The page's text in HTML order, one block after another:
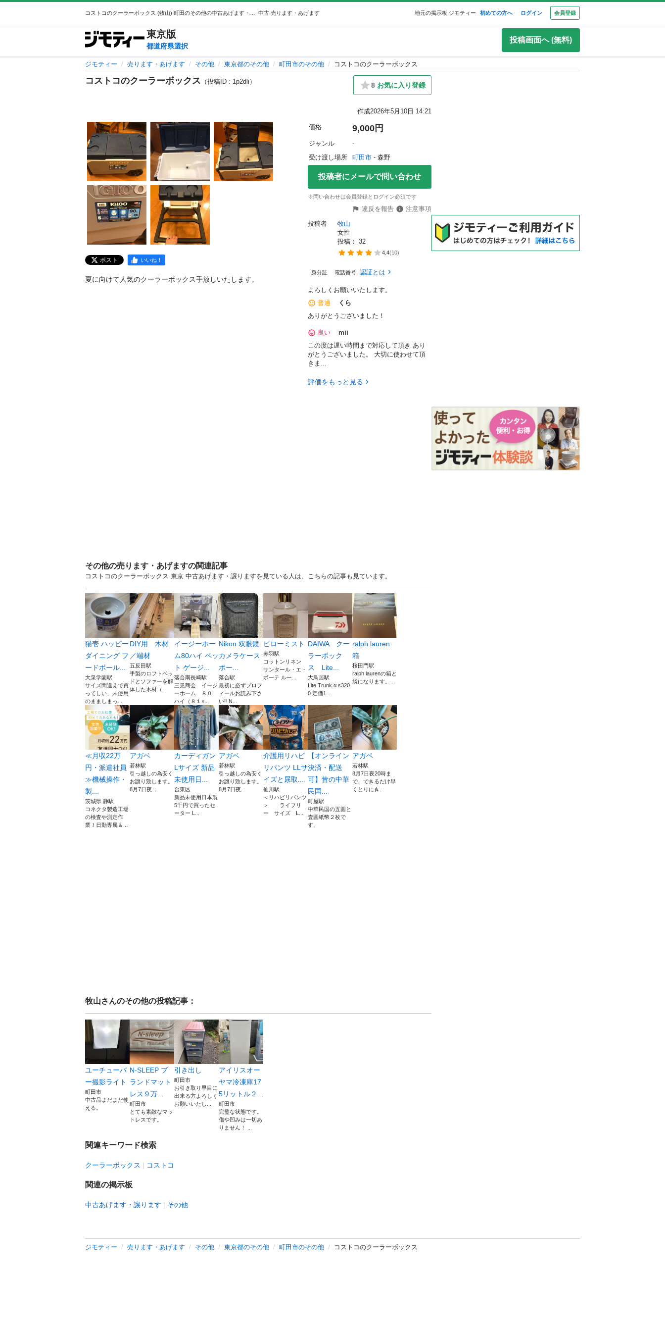
中古 売ります・あげます 地元の掲示板 ジモティー 初めての方へ ログイン 会員登録
東京版
都道府県選択
投稿画面へ (無料)
ジモティー 売ります・あげます その他 東京都のその他 町田市のその他 コストコのクーラーボックス
コストコのクーラーボックス （投稿ID : 1p2dli） 8 お気に入り登録
作成2026年5月10日 14:21
ポスト いいね！
価格 9,000円
ジャンル
-
受け渡し場所
町田市 - 森野
投稿者にメールで問い合わせ
※問い合わせは会員登録とログイン必須です
違反を報告
注意事項
投稿者
牧山
女性
投稿： 32
4.4(10)
身分証 電話番号 認証とは
よろしくお願いいたします。
普通
くら
ありがとうございました！
良い
mii
この度は遅い時間まで対応して頂き あり
がとうございました。 大切に使わせて頂
きま...
評価をもっと見る
その他の売ります・あげますの関連記事
コストコのクーラーボックス 東京 中古あげます・譲りますを見ている人は、こちらの記事も見ています。
猫壱 ハッピー
ダイニング フ
ードボール...
大泉学園駅
サイズ間違えで買
ってしい、未使用
のまましまっ...
DIY用 木材
／端材
五反田駅
手製のロフトベッ
ドとソファーを解
体した木材（...
イージーホー
ム80ハイ ペッ
ト ゲージ...
落合南長崎駅
三晃商会 イージ
ーホーム ８０
ハイ（８１×...
Nikon 双眼鏡
カメラケース
ポー...
落合駅
最初に必ずプロフ
ィールお読み下さ
い‼️ N...
ピローミスト
赤羽駅
コットンリネン
サンタール・エ・
ボーテ ルー...
DAIWA クー
ラーボック
ス Lite...
大鳥居駅
Lite Trunk α s320
0 定価1...
ralph lauren
箱
桜田門駅
ralph laurenの箱と
袋になります。...
≪月収22万
円・派遣社員
≫機械操作・
製...
茨城県 静駅
コネクタ製造工場
の検査や測定作
業！日勤専属＆...
アガベ
若林駅
引っ越しの為安く
お譲り致します。
8月7日夜...
カーディガン
Lサイズ 新品
未使用日...
台東区
新品未使用日本製
5千円で買ったセ
ーター L...
アガベ
若林駅
引っ越しの為安く
お譲り致します。
8月7日夜...
介護用リハビ
リパンツ LLサ
イズと尿取...
仙川駅
＜リハビリパンツ
＞ ライフリ
ー サイズ L...
【オンライン
決済・配送
可】昔の中華
民国...
町屋駅
中華民国の五圓と
壹圓紙幣２枚で
す。
アガベ
若林駅
8月7日夜20時ま
で、できるだけ早
くとりにき...
牧山さんのその他の投稿記事：
ユーチューバ
ー撮影ライト
町田市
中古品まだまだ使
える。
N-SLEEP ブ
ランドマット
レス９万...
町田市
とても素敵なマッ
トレスです。
引き出し
町田市
お引き取り早目に
出来る方よろしく
お願いいたし...
アイリスオー
ヤマ冷凍庫17
5リットル２...
町田市
完璧な状態です。
傷や凹みは一切あ
りません！ ...
関連キーワード検索
クーラーボックス コストコ
関連の掲示板
中古あげます・譲ります その他
ジモティー 売ります・あげます その他 東京都のその他 町田市のその他 コストコのクーラーボックス